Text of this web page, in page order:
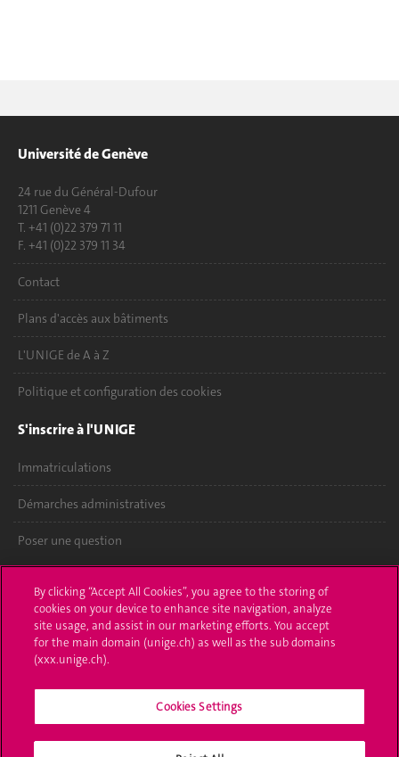
Université de Genève
24 rue du Général-Dufour
1211 Genève 4
T. +41 (0)22 379 71 11
F. +41 (0)22 379 11 34
Contact
Plans d'accès aux bâtiments
L'UNIGE de A à Z
Politique et configuration des cookies
S'inscrire à l'UNIGE
Immatriculations
Démarches administratives
Poser une question
UNIGE Mobile
Médias
Offres d'emploi
Bibliothèque
By clicking “Accept All Cookies”, you agree to the storing of
cookies on your device to enhance site navigation, analyze
site usage, and assist in our marketing efforts. You accept
for the main domain (unige.ch) as well as the sub domains
(xxx.unige.ch).
Cookies Settings